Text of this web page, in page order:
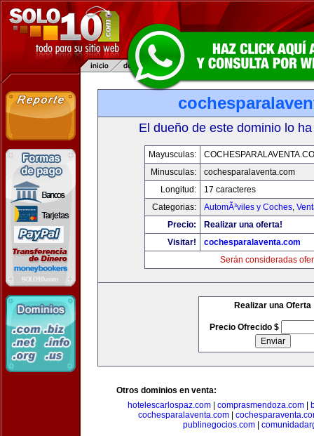
El dueño de este dominio lo
Mayusculas:
Minusculas:
cochesparalaventa.com
Longitud:
17 caracteres
Categorias:
AutomÃ³viles y Coches,
Precio:
Realizar una oferta!
Visitar!
cochesparalaventa.com
Serán consideradas
Realizar una Oferta
Precio Ofrecido $
Otros dominios en venta:
hotelescarlospaz.com| comprasmendoza.com|
cochesparalaventa.com
publinegocios.com|